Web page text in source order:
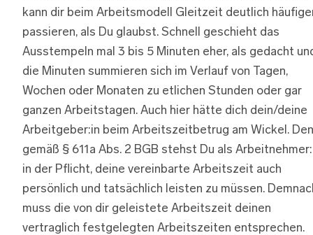
kann dir beim Arbeitsmodell Gleitzeit deutlich
passieren, als Du glaubst. Schnell geschieht das
Ausstempeln mal 3 bis 5 Minuten eher, als gedacht
die Minuten summieren sich im Verlauf von Tagen,
Wochen oder Monaten zu etlichen Stunden oder gar
ganzen Arbeitstagen. Auch hier hätte dich dein/deine
Arbeitgeber:in beim Arbeitszeitbetrug am Wickel.
gemäß § 611a Abs. 2 BGB stehst Du als
in der Pflicht, deine vereinbarte Arbeitszeit auch
persönlich und tatsächlich leisten zu müssen.
muss die von dir geleistete Arbeitszeit deinen
vertraglich festgelegten Arbeitszeiten entsprechen.